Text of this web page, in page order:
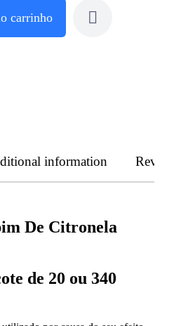
carrinho
information
De Citronela
de 20 ou 340